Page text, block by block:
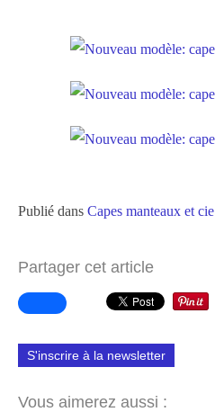
Publié dans Capes manteaux et cie
Partager cet article
S'inscrire à la newsletter
Vous aimerez aussi :